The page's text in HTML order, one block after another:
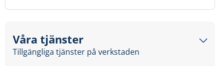
Våra tjänster
Tillgängliga tjänster på verkstaden